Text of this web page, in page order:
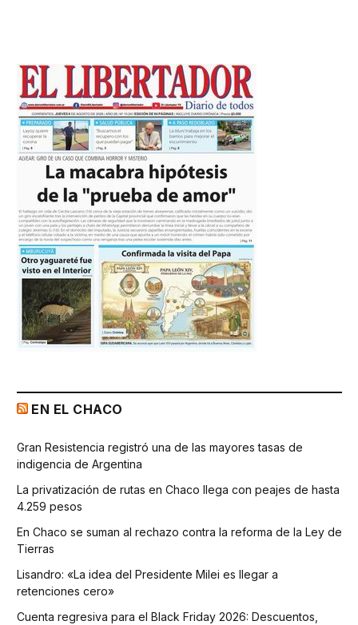
EN EL CHACO
Gran Resistencia registró una de las mayores tasas de
indigencia de Argentina
La privatización de rutas en Chaco llega con peajes de hasta
4.259 pesos
En Chaco se suman al rechazo contra la reforma de la Ley de
Tierras
Lisandro: «La idea del Presidente Milei es llegar a
retenciones cero»
Cuenta regresiva para el Black Friday 2026: Descuentos,